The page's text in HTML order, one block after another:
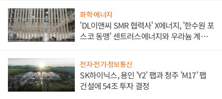
화학·에너지
'DL이앤씨 SMR 협력사' X에너지, '한수원 포
스코 동맹' 센트러스에너지와 우라늄 계약
전자·전기·정보통신
SK하이닉스, 용인 'Y2' 팹과 청주 'M17' 팹
건설에 54조 투자 결정